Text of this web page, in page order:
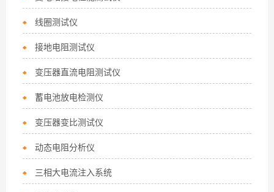
线圈测试仪
接地电阻测试仪
变压器直流电阻测试仪
蓄电池放电检测仪
变压器变比测试仪
动态电阻分析仪
三相大电流注入系统